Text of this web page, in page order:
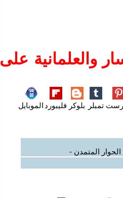
والعلمانية على
تمبلر بلوكر فليبورد الموبايل
المتمدن -